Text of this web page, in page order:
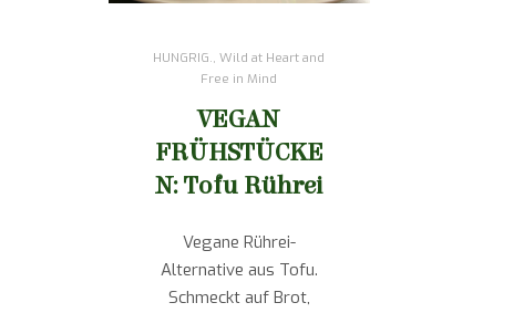
HUNGRIG.,Wild at Heart and
Free in Mind
VEGAN
FRÜHSTÜCKE
N: Tofu Rührei
Vegane Rührei-
Alternative aus Tofu.
Schmeckt auf Brot,